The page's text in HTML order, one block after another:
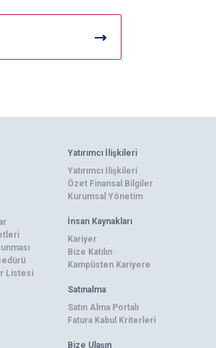
Listesi
Yatırımcı İlişkileri
Yatırımcı İlişkileri
Özet Finansal Bilgiler
Kurumsal Yönetim
İnsan Kaynakları
Kariyer
Bize Katılın
Kampüsten Kariyere
Satınalma
Satın Alma Portalı
Fatura Kabul Kriterleri
Bize Ulaşın